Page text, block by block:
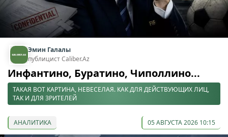
Эмин Галалы
публицист Caliber.Az
Инфантино, Буратино, Чиполлино...
ТАКАЯ ВОТ КАРТИНА, НЕВЕСЕЛАЯ. КАК ДЛЯ ДЕЙСТВУЮЩИХ ЛИЦ,
ТАК И ДЛЯ ЗРИТЕЛЕЙ
АНАЛИТИКА 05 АВГУСТА 2026 10:15